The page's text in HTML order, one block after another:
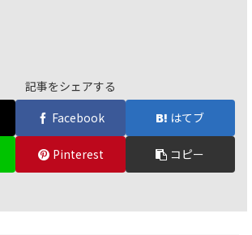
記事をシェアする
Facebook はてブ
Pinterest コピー